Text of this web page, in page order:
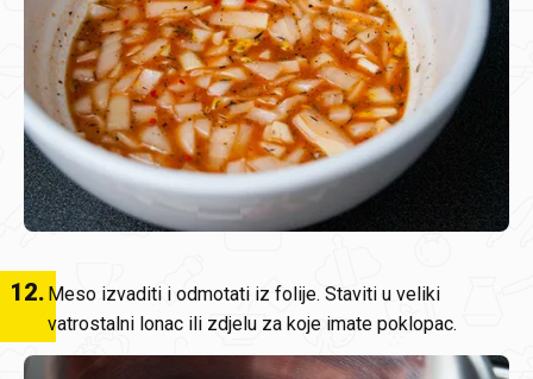
12. Meso izvaditi i odmotati iz folije. Staviti u veliki
vatrostalni lonac ili zdjelu za koje imate poklopac.